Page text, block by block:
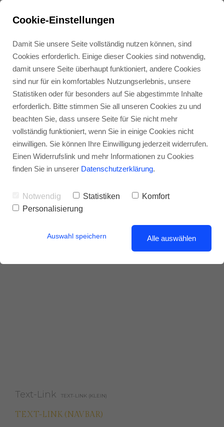
Text
Das ist ein Blindtext. An ihm kann man
sehen, ob alle Buchstaben da sind und wie
sie
Text-Link TEXT-LINK (KLEIN)
TEXT-LINK (NAVBAR)
Cookie-Einstellungen
Damit Sie unsere Seite vollständig nutzen können, sind
Cookies erforderlich. Einige dieser Cookies sind notwendig,
damit unsere Seite überhaupt funktioniert, andere Cookies
sind nur für ein komfortables Nutzungserlebnis, unsere
Statistiken oder für besonders auf Sie abgestimmte Inhalte
erforderlich. Bitte stimmen Sie all unseren Cookies zu und
beachten Sie, dass unsere Seite für Sie nicht mehr
vollständig funktioniert, wenn Sie in einige Cookies nicht
einwilligen. Sie können Ihre Einwilligung jederzeit widerrufen.
Einen Widerrufslink und mehr Informationen zu Cookies
finden Sie in unserer Datenschutzerklärung.
Notwendig Statistiken
Komfort
Personalisierung
Auswahl speichern Alle auswählen